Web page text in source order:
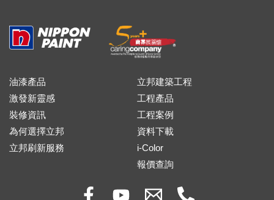
油漆產品
激發新靈感
裝修資訊
為何選擇立邦
立邦刷新服務
立邦建築工程
工程產品
工程案例
資料下載
i-Color
報價查詢